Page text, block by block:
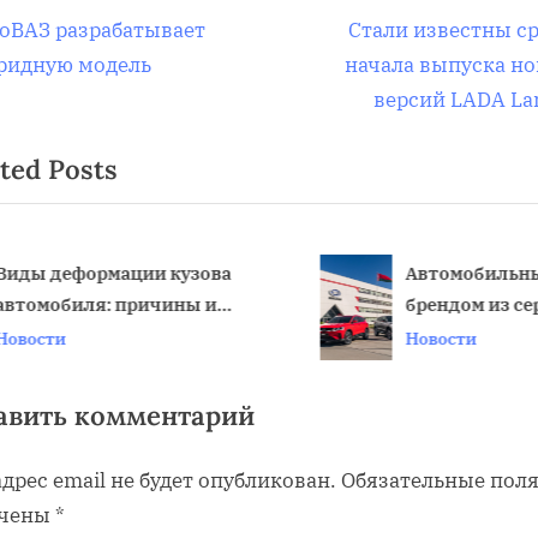
разрабатывает
модель
N
e
o
t
Стали известны
начала выпуска
версий LADA
Posts
деформации кузова
причины и
брендом из
Европы назван
Новости
комментарий
email не будет опубликован. Обязательные поля
*